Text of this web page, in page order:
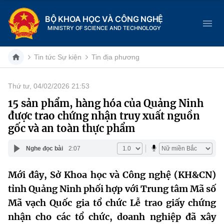
BỘ KHOA HỌC VÀ CÔNG NGHỆ
MINISTRY OF SCIENCE AND TECHNOLOGY
Danh mục
Trang chủ
Cơ cấu tổ chức
Lịch sử phát triển
Khoa học và Công nghệ
Đổi mới sáng tạo
Dịch vụ công
Hệ thống văn bản
Tin tức Sự kiện Tin địa phương
Thứ tư, 04/02/2026 21:53
15 sản phẩm, hàng hóa của Quảng Ninh
được trao chứng nhận truy xuất nguồn
gốc và an toàn thực phẩm
Nghe đọc bài 2:07
Mới đây, Sở Khoa học và Công nghệ (KH&CN)
tỉnh Quảng Ninh phối hợp với Trung tâm Mã số
Mã vạch Quốc gia tổ chức Lễ trao giấy chứng
nhận cho các tổ chức, doanh nghiệp đã xây